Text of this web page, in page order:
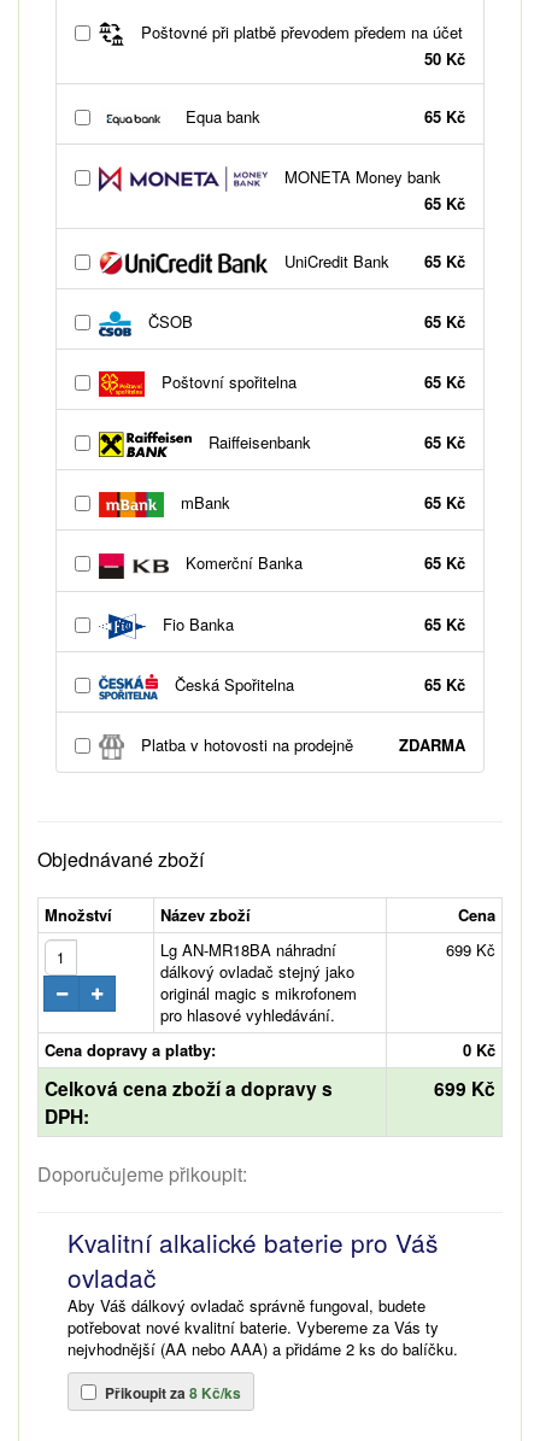
Poštovné při platbě převodem předem na účet
50 Kč
Equa bank 65 Kč
MONETA Money bank
65 Kč
UniCredit Bank 65 Kč
ČSOB 65 Kč
Poštovní spořitelna 65 Kč
Raiffeisenbank 65 Kč
mBank 65 Kč
Komerční Banka 65 Kč
Fio Banka 65 Kč
Česká Spořitelna 65 Kč
Platba v hotovosti na prodejně ZDARMA
Objednávané zboží
Množství Název zboží
Cena
Lg AN-MR18BA náhradní
dálkový ovladač stejný jako
originál magic s mikrofonem
pro hlasové vyhledávání.
699 Kč
Cena dopravy a platby: 0 Kč
Celková cena zboží a dopravy s
DPH:
699 Kč
Doporučujeme přikoupit:
Kvalitní alkalické baterie pro Váš
ovladač
Aby Váš dálkový ovladač správně fungoval, budete
potřebovat nové kvalitní baterie. Vybereme za Vás ty
nejvhodnější (AA nebo AAA) a přidáme 2 ks do balíčku.
Přikoupit za8 Kč/ks